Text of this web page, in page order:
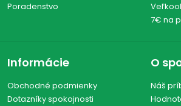
Poradenstvo
7€ na
Informácie
Obchodné podmienky
Dotazníky spokojnosti
O
Náš